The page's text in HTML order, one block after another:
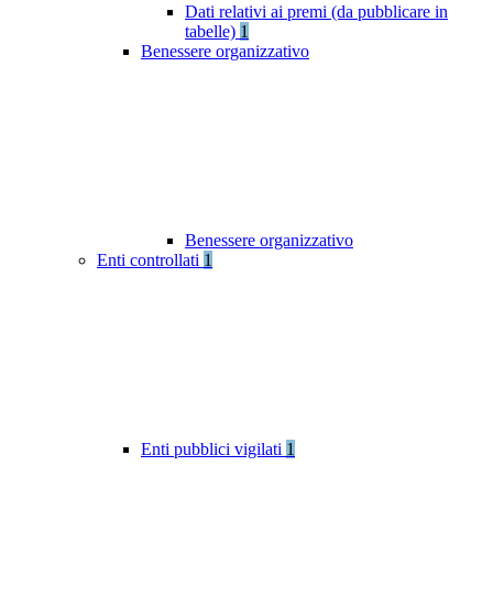
Dati relativi ai premi (da pubblicare in
tabelle) 1
Benessere organizzativo
Benessere organizzativo
Enti controllati 1
Enti pubblici vigilati 1